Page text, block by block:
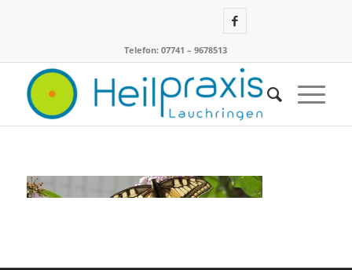
Telefon: 07741 – 9678513